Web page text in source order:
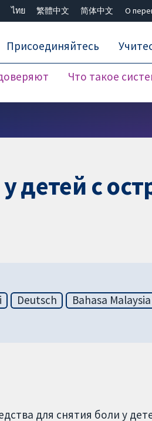
ไทย 繁體中文 简体中文 О
Что такое
Присоединяйтесь
детей с
Deutsch Bahasa Malaysia
для снятия боли у